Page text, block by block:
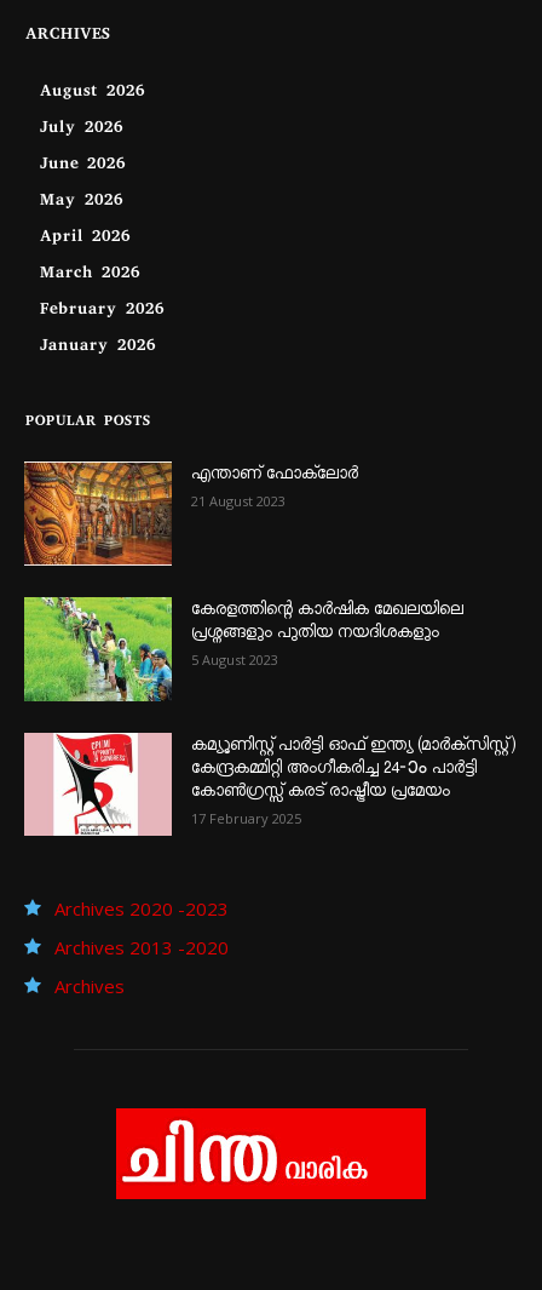
ARCHIVES
August 2026
July 2026
June 2026
May 2026
April 2026
March 2026
February 2026
January 2026
POPULAR POSTS
എന്താണ്‌ ഫോക്‌ലോർ
21 August 2023
കേരളത്തിന്റെ കാർഷിക മേഖലയിലെ
പ്രശ്നങ്ങളും പുതിയ നയദിശകളും
5 August 2023
കമ്യൂണിസ്റ്റ് പാർട്ടി ഓഫ് ഇന്ത്യ (മാർക്സിസ്റ്റ്)
കേന്ദ്രകമ്മിറ്റി അംഗീകരിച്ച 24‐ാം പാർട്ടി
കോൺഗ്രസ്സ് കരട് രാഷ്ട്രീയ പ്രമേയം
17 February 2025
Archives 2020 -2023
Archives 2013 -2020
Archives